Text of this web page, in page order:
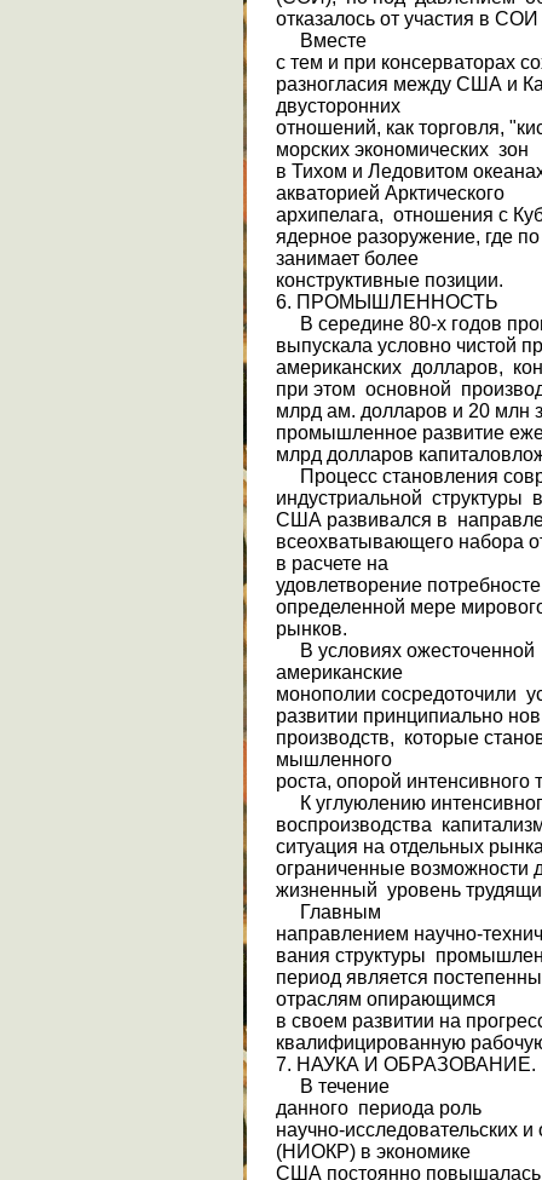
отказалось от участия в
Вместе
с тем и при консерваторах
разногласия между США и
двусторонних
отношений, как тор­говля,
морских экономических зон
в Тихом и Ледовитом
акваторией Арктичес­кого
архипелага, отношения с
ядерное разоружение, где
занимает более
конструктивные позиции.
6. ПРОМЫШЛЕННОСТЬ
В середине 80-х годов
выпускала условно чистой
американских долларов,
при этом основной
млрд ам. долларов и 20 млн
промышленное развитие
млрд долларов
Процесс становления
индустриальной структуры
США развивался в
всеохватывающего набора
в расчете на
удовлетворение
определенной мере
рынков.
В условиях
американские
монополии сосредоточили
развитии принципиально
производств, которые
мышленного
роста, опорой интенсивного
К углуюлению
воспроизводства
ситуация на отдельных
ограниченные возможности
жизненный уровень
Главным
направлением научно-
вания структуры
период является
отраслям опирающимся
в своем развитии на
квалифицированную
7. НАУКА И ОБРАЗОВАНИЕ.
В течение
данного периода роль
научно-исследовательских
(НИОКР) в экономике
США постоянно